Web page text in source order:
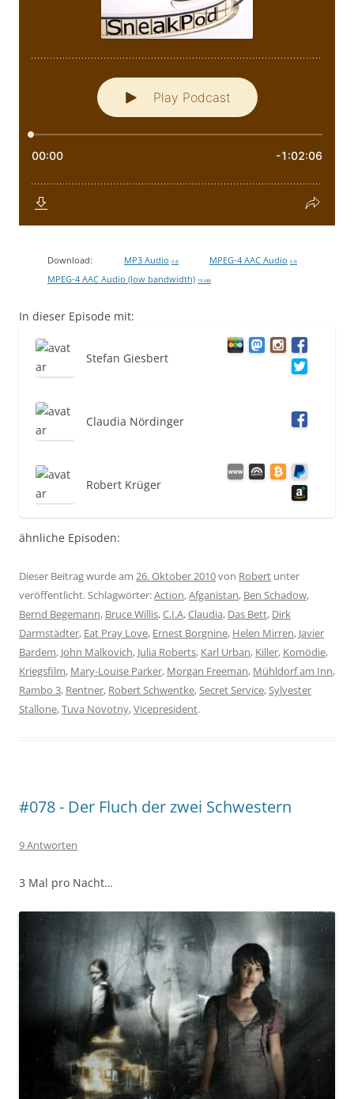
Download: MP3 Audio 0 B MPEG-4 AAC Audio 0 B
MPEG-4 AAC Audio (low bandwidth) 19 MB
In dieser Episode mit:
Stefan Giesbert
Claudia Nördinger
Robert Krüger
ähnliche Episoden:
Dieser Beitrag wurde am 26. Oktober 2010von Robert unter
veröffentlicht. Schlagwörter:Action,Afganistan, Ben Schadow,
Bernd Begemann, Bruce Willis,C.I.A,Claudia, Das Bett, Dirk
Darmstädter, Eat Pray Love, Ernest Borgnine, Helen Mirren, Javier
Bardem, John Malkovich, Julia Roberts, Karl Urban, Killer, Komödie,
Kriegsfilm, Mary-Louise Parker, Morgan Freeman, Mühldorf am Inn,
Rambo 3, Rentner, Robert Schwentke,Secret Service,Sylvester
Stallone,Tuva Novotny,Vicepresident.
#078 - Der Fluch der zwei Schwestern
9 Antworten
3 Mal pro Nacht…